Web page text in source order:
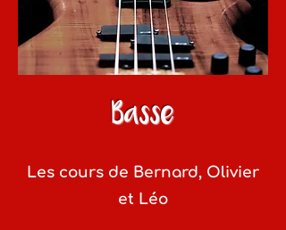
Basse
Les cours de Bernard, Olivier
et Léo